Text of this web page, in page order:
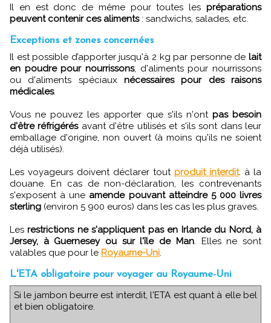
Il en est donc de même pour toutes les préparations
peuvent contenir ces aliments: sandwichs, salades, etc.
Exceptions et zones concernées
Il est possible d’apporter jusqu'à 2 kg par personne de lait
en poudre pour nourrissons, d'aliments pour nourrissons
ou d'aliments spéciaux nécessaires pour des raisons
médicales.
Vous ne pouvez les apporter que s'ils n'ont pas besoin
d'être réfrigérésavant d'être utilisés et s'ils sont dans leur
emballage d'origine, non ouvert (à moins qu'ils ne soient
déjà utilisés).
Les voyageurs doivent déclarer tout produit interdit. à la
douane. En cas de non-déclaration, les contrevenants
s'exposent à une amende pouvant atteindre 5 000 livres
sterling (environ 5 900 euros) dans les cas les plus graves.
Lesrestrictions ne s'appliquent pas en Irlande du Nord, à
Jersey, à Guernesey ou sur l'île de Man. Elles ne sont
valables que pour le Royaume-Uni.
L'ETA obligatoire pour voyager au Royaume-Uni
Si le jambon beurre est interdit, l'ETA est quant à elle bel
et bien obligatoire.